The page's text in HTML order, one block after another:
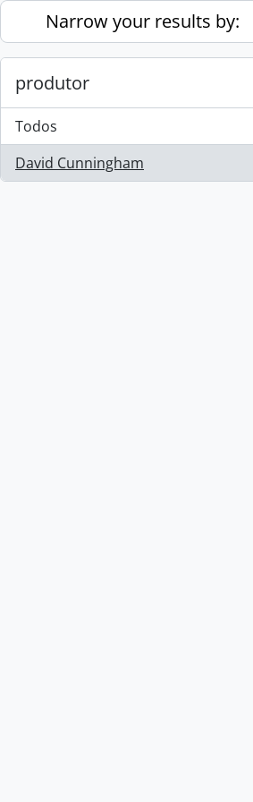
Skip to main content
Narrow your results by:
produtor
Todos
David Cunningham
, 1 resultados